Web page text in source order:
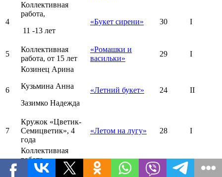
4
Коллективная
работа,
11 -13 лет
«Букет сирени» 30 I
5
Коллективная
работа, от 15 лет
«Ромашки и
васильки»
29 I
6
Козинец Арина
Кузьмина Анна
Зазимко Надежда
«Летний букет» 24 II
7
Кружок «Цветик-
Семицветик», 4
года
«Летом на лугу» 28 I
Коллективная
работа
«Ромашковое
солнце»
27